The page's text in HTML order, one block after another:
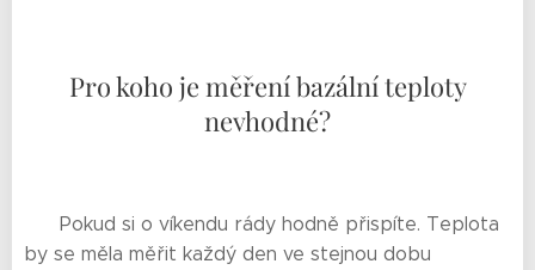
Pro koho je měření bazální teploty
nevhodné?
💠 Pokud si o víkendu rády hodně přispíte. Teplota
by se měla měřit každý den ve stejnou dobu